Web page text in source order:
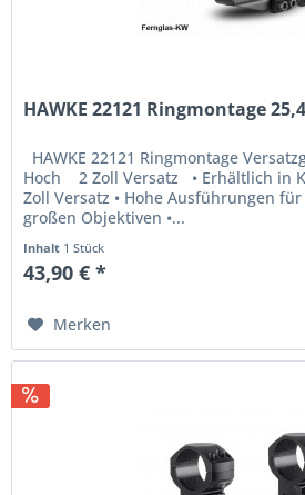
HAWKE 22121 Ringmontage
HAWKE 22121 Ringmontage
Hoch 2 Zoll Versatz • Erhältlich in
Zoll Versatz • Hohe Ausführungen
großen Objektiven •...
Inhalt 1 Stück
43,90 € *
Merken